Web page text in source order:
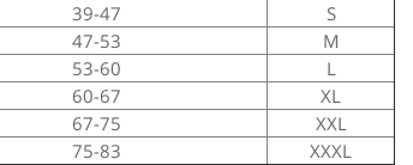
S
39-47
M
47-53
L
53-60
XL
60-67
XXL
67-75
XXXL
75-83